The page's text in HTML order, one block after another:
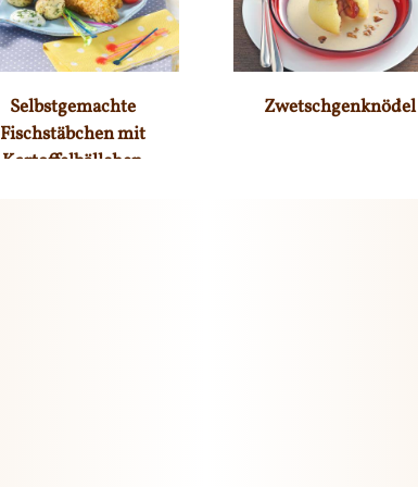
Selbstgemachte
Fischstäbchen mit
Kartoffelbällchen
Zwetschgenknödel